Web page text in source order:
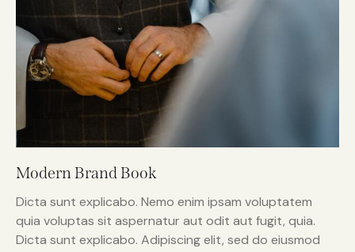
Modern Brand Book
Dicta sunt explicabo. Nemo enim ipsam voluptatem
quia voluptas sit aspernatur aut odit aut fugit, quia.
Dicta sunt explicabo. Adipiscing elit, sed do eiusmod